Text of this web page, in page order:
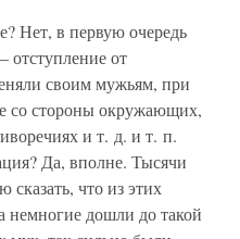
Нет, в первую очередь
от
своим мужьям, при
со стороны окружающих,
и т. д. и т. п.
Да, вполне. Тысячи
что из этих
немногие дошли до такой